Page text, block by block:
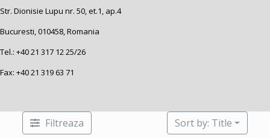
Str. Dionisie Lupu nr. 50, et.1, ap.4
Bucuresti, 010458, Romania
Tel.: +40 21 317 12 25/26
Fax: +40 21 319 63 71
Filtreaza Sort by: Title